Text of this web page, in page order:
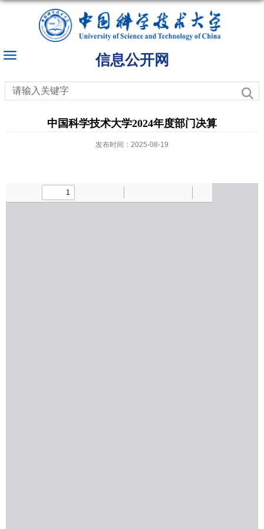
信息公开网
中国科学技术大学2024年度部门决算
发布时间：2025-08-19